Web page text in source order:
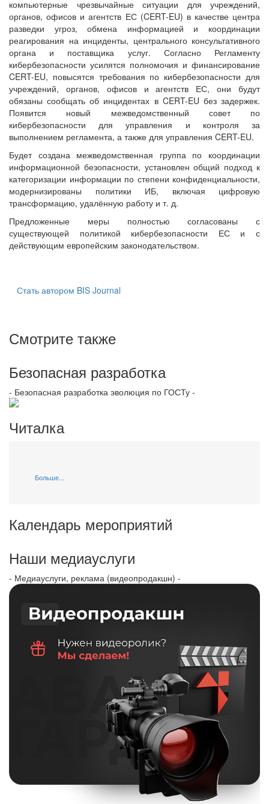
компьютерные чрезвычайные ситуации для учреждений,
органов, офисов и агентств ЕС (CERT-EU) в качестве центра
разведки угроз, обмена информацией и координации
реагирования на инциденты, центрального консультативного
органа и поставщика услуг. Согласно Регламенту
кибербезопасности усилятся полномочия и финансирование
CERT-EU, повысятся требования по кибербезопасности для
учреждений, органов, офисов и агентств ЕС, они будут
обязаны сообщать об инцидентах в CERT-EU без задержек.
Появится новый межведомственный совет по
кибербезопасности для управления и контроля за
выполнением регламента, а также для управления CERT-EU.
Будет создана межведомственная группа по координации
информационной безопасности, установлен общий подход к
категоризации информации по степени конфиденциальности,
модернизированы политики ИБ, включая цифровую
трансформацию, удалённую работу и т. д.
Предложенные меры полностью согласованы с
существующей политикой кибербезопасности ЕС и с
действующим европейским законодательством.
Стать автором BIS Journal
Смотрите также
Безопасная разработка
- Безопасная разработка эволюция по ГОСТу -
Читалка
Больше...
Календарь мероприятий
Наши медиауслуги
- Медиауслуги, реклама (видеопродакшн) -